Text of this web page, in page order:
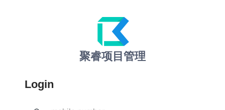
聚睿项目管理
Login